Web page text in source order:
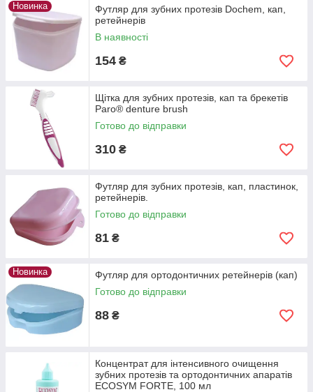
Новинка
Футляр для зубних протезів Dochem, кап,
ретейнерів
В наявності
154 ₴
Щітка для зубних протезів, кап та брекетів
Paro® denture brush
Готово до відправки
310 ₴
Футляр для зубних протезів, кап, пластинок,
ретейнерів.
Готово до відправки
81 ₴
Новинка
Футляр для ортодонтичних ретейнерів (кап)
Готово до відправки
88 ₴
Концентрат для інтенсивного очищення
зубних протезів та ортодонтичних апаратів
ECOSYM FORTE, 100 мл